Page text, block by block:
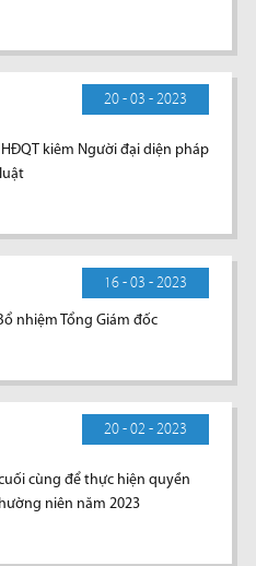
20 - 03 - 2023
kiêm Người đại diện pháp
luật
16 - 03 - 2023
nhiệm Tổng Giám đốc
20 - 02 - 2023
cùng để thực hiện quyền
niên năm 2023